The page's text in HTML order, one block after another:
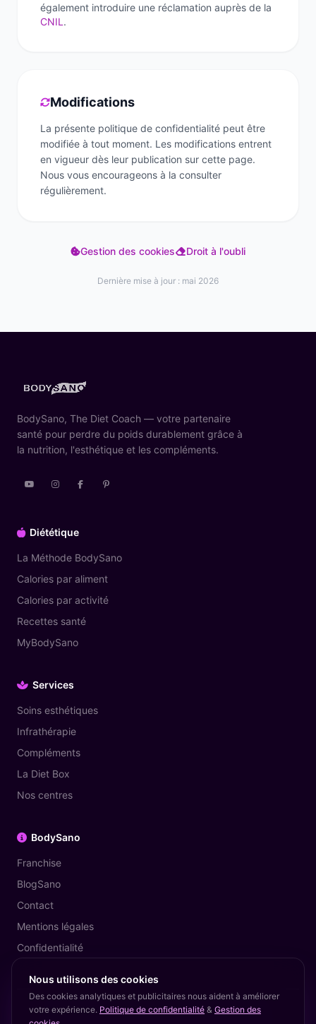
également introduire une réclamation auprès de la
CNIL .
Modifications
La présente politique de confidentialité peut être
modifiée à tout moment. Les modifications entrent
en vigueur dès leur publication sur cette page.
Nous vous encourageons à la consulter
régulièrement.
Gestion des cookies Droit à l'oubli
Dernière mise à jour : mai 2026
BodySano, The Diet Coach — votre partenaire
santé pour perdre du poids durablement grâce à
la nutrition, l'esthétique et les compléments.
Diététique
La Méthode BodySano
Calories par aliment
Calories par activité
Recettes santé
MyBodySano
Services
Soins esthétiques
Infrathérapie
Compléments
La Diet Box
Nos centres
BodySano
Franchise
BlogSano
Contact
Mentions légales
Confidentialité
© 2026 BodySano — The Diet Coach. Tous droits réservés.
Nous utilisons des cookies
Des cookies analytiques et publicitaires nous aident à améliorer
votre expérience. Politique de confidentialité & Gestion des